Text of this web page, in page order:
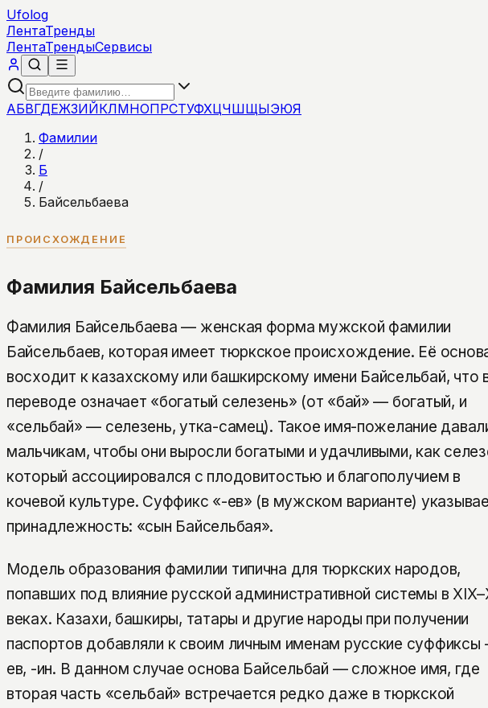
Ufolog
ЛентаТренды
ЛентаТрендыСервисы
АБВГДЕЖЗИЙКЛМНОПРСТУФХЦЧШЩЫЭЮЯ
Фамилии
/
Б
/
Байсельбаева
ПРОИСХОЖДЕНИЕ
Фамилия Байсельбаева
Фамилия Байсельбаева — женская форма мужской фамилии
Байсельбаев, которая имеет тюркское происхождение. Её
восходит к казахскому или башкирскому имени Байсельбай, что
переводе означает «богатый селезень» (от «бай» — богатый, и
«сельбай» — селезень, утка-самец). Такое имя-пожелание
мальчикам, чтобы они выросли богатыми и удачливыми, как
который ассоциировался с плодовитостью и благополучием в
кочевой культуре. Суффикс «-ев» (в мужском варианте)
принадлежность: «сын Байсельбая».
Модель образования фамилии типична для тюркских народов,
попавших под влияние русской административной системы в
веках. Казахи, башкиры, татары и другие народы при получении
паспортов добавляли к своим личным именам русские суффиксы
ев, -ин. В данном случае основа Байсельбай — сложное имя, где
вторая часть «сельбай» встречается редко даже в тюркской